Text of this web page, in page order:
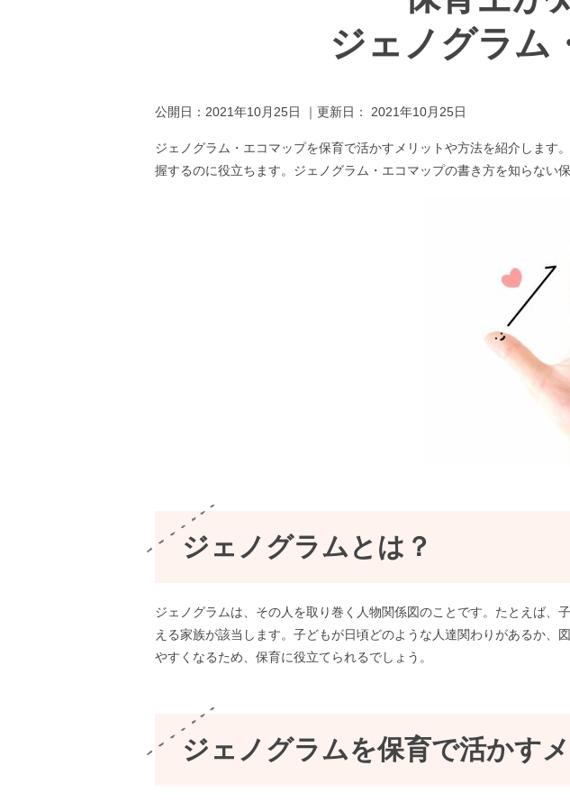
ジェノグラム
公開日： 2021年10月25日 ｜更新日： 2021年10月25日
ジェノグラム・エコマップを保育で活かすメリットや方法を紹介しま
握するのに役立ちます。ジェノグラム・エコマップの書き方を知らない
ジェノグラムとは？
ジェノグラムは、その人を取り巻く人物関係図のことです。たとえば
える家族が該当します。子どもが日頃どのような人達関わりがあるか
やすくなるため、保育に役立てられるでしょう。
ジェノグラムを保育で活かす